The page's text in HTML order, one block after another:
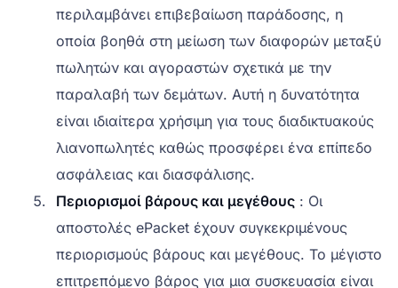
περιλαμβάνει επιβεβαίωση παράδοσης, η
οποία βοηθά στη μείωση των διαφορών μεταξύ
πωλητών και αγοραστών σχετικά με την
παραλαβή των δεμάτων. Αυτή η δυνατότητα
είναι ιδιαίτερα χρήσιμη για τους διαδικτυακούς
λιανοπωλητές καθώς προσφέρει ένα επίπεδο
ασφάλειας και διασφάλισης.
Περιορισμοί βάρους και μεγέθους : Οι
αποστολές ePacket έχουν συγκεκριμένους
περιορισμούς βάρους και μεγέθους. Το μέγιστο
επιτρεπόμενο βάρος για μια συσκευασία είναι